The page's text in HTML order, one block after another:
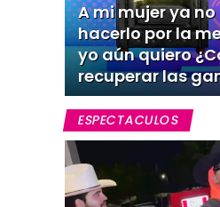
A mi mujer ya
hacerlo por la
yo aún quiero
recuperar las
ESPECTACULOS